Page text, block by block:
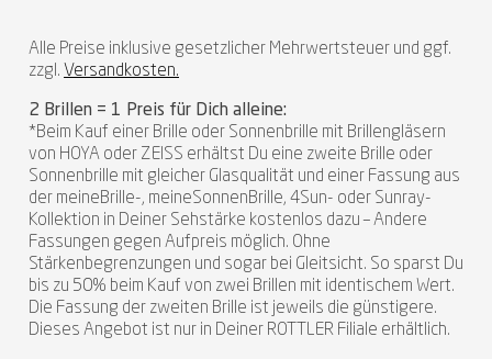
Alle Preise inklusive gesetzlicher Mehrwertsteuer und ggf.
zzgl. Versandkosten.
2 Brillen = 1 Preis für Dich alleine:
*Beim Kauf einer Brille oder Sonnenbrille mit Brillengläsern
von HOYA oder ZEISS erhältst Du eine zweite Brille oder
Sonnenbrille mit gleicher Glasqualität und einer Fassung aus
der meineBrille-, meineSonnenBrille, 4Sun- oder Sunray-
Kollektion in Deiner Sehstärke kostenlos dazu – Andere
Fassungen gegen Aufpreis möglich. Ohne
Stärkenbegrenzungen und sogar bei Gleitsicht. So sparst Du
bis zu 50% beim Kauf von zwei Brillen mit identischem Wert.
Die Fassung der zweiten Brille ist jeweils die günstigere.
Dieses Angebot ist nur in Deiner ROTTLER Filiale erhältlich.